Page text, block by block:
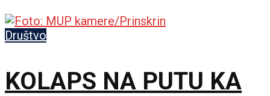
Društvo
KOLAPS NA PUTU KA